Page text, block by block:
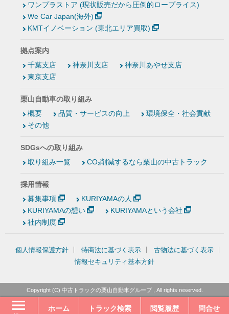
ホーム トラック検索 閲覧履歴 問合せ
ワンプラストア (現状販売だから圧倒的ロープライス)
We Car Japan(海外)
KMTイノベーション (東北エリア買取)
拠点案内
千葉支店
神奈川支店
神奈川あやせ支店
東京支店
栗山自動車の取り組み
概要
品質・サービスの向上
環境保全・社会貢献
その他
SDGsへの取り組み
取り組み一覧
CO₂削減するなら栗山の中古トラック
採用情報
募集事項
KURIYAMAの人
KURIYAMAの想い
KURIYAMAという会社
社内制度
個人情報保護方針 特商法に基づく表示
古物法に基づく表示
情報セキュリティ基本方針
Copyright (C) 中古トラックの栗山自動車グループ, All rights reserved.